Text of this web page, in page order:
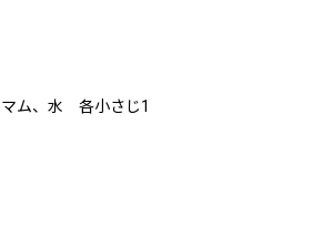
マム、水 各小さじ1